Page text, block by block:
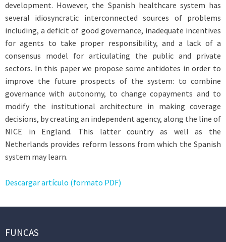
development. However, the Spanish healthcare system has
several idiosyncratic interconnected sources of problems
including, a deficit of good governance, inadequate incentives
for agents to take proper responsibility, and a lack of a
consensus model for articulating the public and private
sectors. In this paper we propose some antidotes in order to
improve the future prospects of the system: to combine
governance with autonomy, to change copayments and to
modify the institutional architecture in making coverage
decisions, by creating an independent agency, along the line of
NICE in England. This latter country as well as the
Netherlands provides reform lessons from which the Spanish
system may learn.
Descargar artículo (formato PDF)
FUNCAS